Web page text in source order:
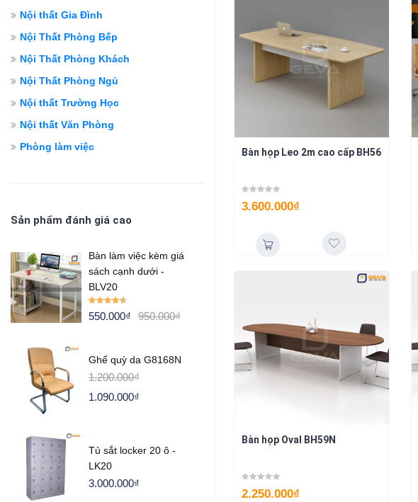
Bàn họp Leo 2m cao cấp BH56
3.600.000₫
Bàn họp Oval BH59N
2.250.000₫
Nội thất Gia Đình
Nội Thất Phòng Bếp
Nội Thất Phòng Khách
Nội Thất Phòng Ngủ
Nội thất Trường Học
Nội thất Văn Phòng
Phòng làm việc
Sản phẩm đánh giá cao
Bàn làm việc kèm giá
sách cạnh dưới -
BLV20
Rated 4.50
950.000₫
550.000₫
Ghế quỳ da G8168N
1.200.000₫
1.090.000₫
Tủ sắt locker 20 ô -
LK20
3.000.000₫